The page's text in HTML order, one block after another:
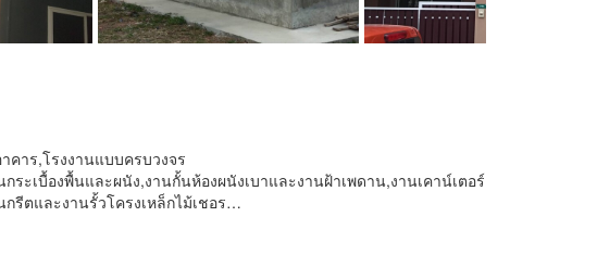
คาร,โรงงานแบบครบวงจร
ะเบื้องพื้นและผนัง,งานกั้นห้องผนังเบาและงานฝ้าเพดาน,งานเคาน์เตอร์
ตและงานรั้วโครงเหล็กไม้เชอร…